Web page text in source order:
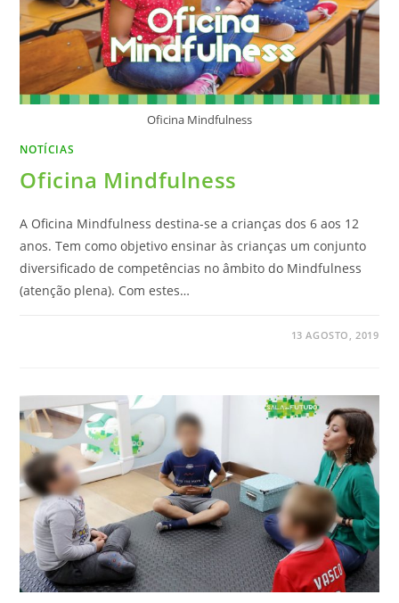
Oficina Mindfulness
NOTÍCIAS
Oficina Mindfulness
A Oficina Mindfulness destina-se a crianças dos 6 aos 12
anos. Tem como objetivo ensinar às crianças um conjunto
diversificado de competências no âmbito do Mindfulness
(atenção plena). Com estes…
13 AGOSTO, 2019